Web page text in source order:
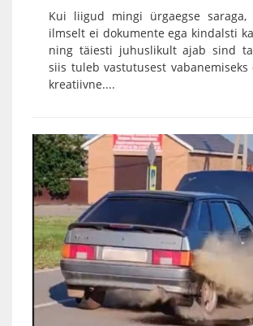
Kui liigud mingi ürgaegse
ilmselt ei dokumente ega kindalsti
ning täiesti juhuslikult ajab sind
siis tuleb vastutusest
kreatiivne....